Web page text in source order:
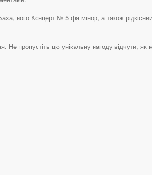
його Концерт № 5 фа мінор, а також
пропустіть цю унікальну нагоду відчути, як